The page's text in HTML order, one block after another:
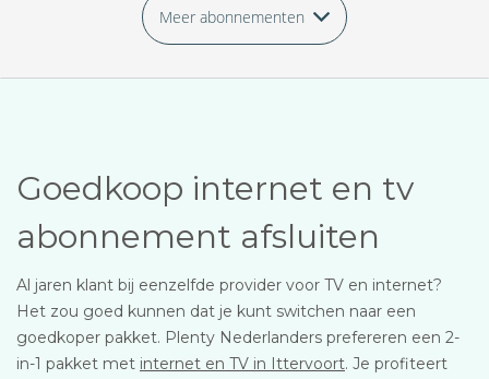
Meer abonnementen
Goedkoop internet en tv
abonnement afsluiten
Al jaren klant bij eenzelfde provider voor TV en internet?
Het zou goed kunnen dat je kunt switchen naar een
goedkoper pakket. Plenty Nederlanders prefereren een 2-
in-1 pakket met internet en TV in Ittervoort. Je profiteert